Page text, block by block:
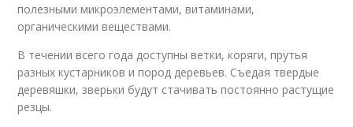
полезными микроэлементами, витаминами,
органическими веществами.
В течении всего года доступны ветки, коряги, прутья
разных кустарников и пород деревьев. Съедая твердые
деревяшки, зверьки будут стачивать постоянно растущие
резцы.